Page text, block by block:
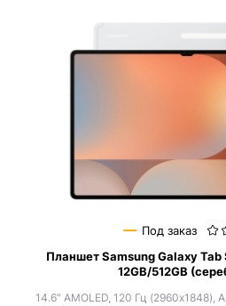
Под заказ
Планшет Samsung Galaxy Tab
12GB/512GB
14.6" AMOLED, 120 Гц (2960x1848),